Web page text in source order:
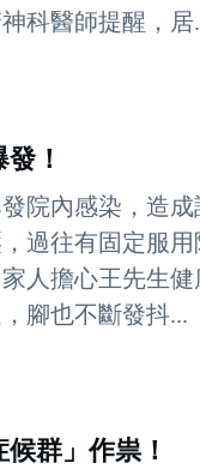
科醫師提醒，居
！
院內感染，造
過往有固定服用
人擔心王先生健
腳也不斷發抖...
群」作祟！